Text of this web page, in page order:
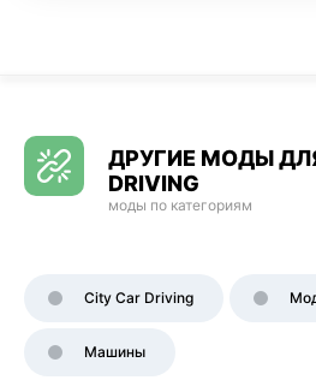
ДРУГИЕ МОДЫ ДЛЯ
DRIVING
моды по категориям
City Car Driving
Машины